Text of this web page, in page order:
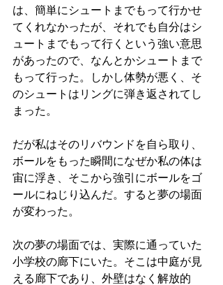
は、簡単にシュートまでもって行かせ
てくれなかったが、それでも自分はシ
ュートまでもって行くという強い意思
があったので、なんとかシュートまで
もって行った。しかし体勢が悪く、そ
のシュートはリングに弾き返されてし
まった。
だが私はそのリバウンドを自ら取り、
ボールをもった瞬間になぜか私の体は
宙に浮き、そこから強引にボールをゴ
ールにねじり込んだ。すると夢の場面
が変わった。
次の夢の場面では、実際に通っていた
小学校の廊下にいた。そこは中庭が見
える廊下であり、外壁はなく解放的